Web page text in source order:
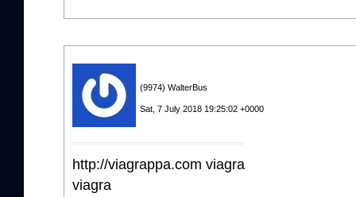
(9974) WalterBus
Sat, 7 July 2018 19:25:02 +0000
http://viagrappa.com viagra
viagra